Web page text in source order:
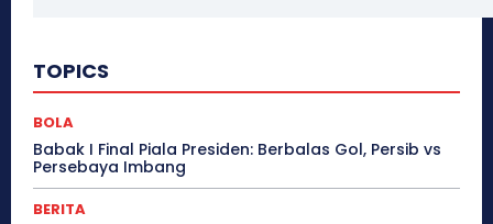
TOPICS
BOLA
Babak I Final Piala Presiden: Berbalas Gol, Persib vs
Persebaya Imbang
BERITA